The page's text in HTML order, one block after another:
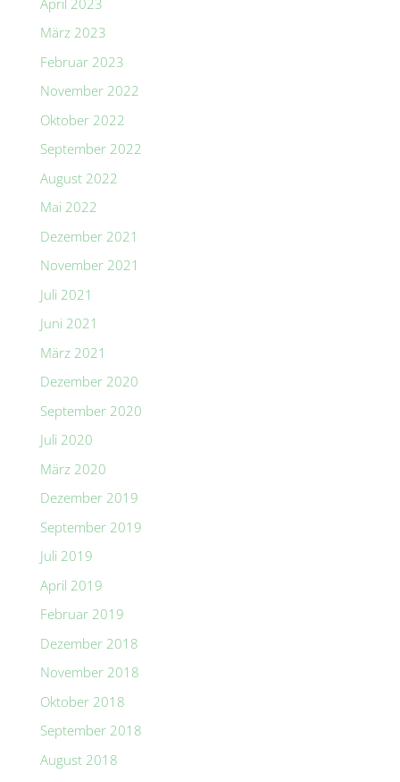
März 2023
Februar 2023
November 2022
Oktober 2022
September 2022
August 2022
Mai 2022
Dezember 2021
November 2021
Juli 2021
Juni 2021
März 2021
Dezember 2020
September 2020
Juli 2020
März 2020
Dezember 2019
September 2019
Juli 2019
April 2019
Februar 2019
Dezember 2018
November 2018
Oktober 2018
September 2018
August 2018